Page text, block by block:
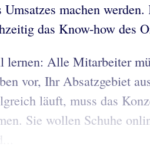
machen
das Know-how des
Alle Mitarbeiter
vor, Ihr Absatzgebiet
läuft, muss das
Sie wollen Schuhe